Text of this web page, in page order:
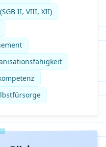
II, VIII, XII)